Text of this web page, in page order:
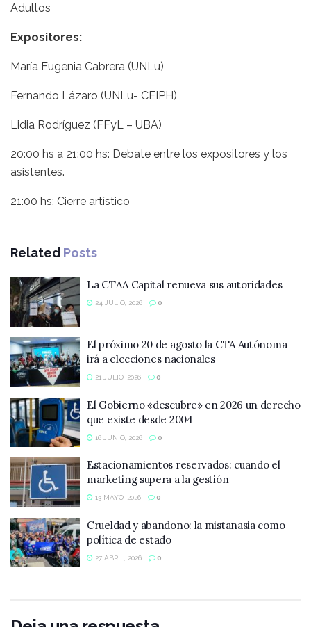
Adultos
Expositores:
María Eugenia Cabrera (UNLu)
Fernando Lázaro (UNLu- CEIPH)
Lidia Rodríguez (FFyL – UBA)
20:00 hs a 21:00 hs: Debate entre los expositores y los
asistentes.
21:00 hs: Cierre artístico
Related Posts
La CTAA Capital renueva sus autoridades
24 JULIO, 2026 0
El próximo 20 de agosto la CTA Autónoma
irá a elecciones nacionales
21 JULIO, 2026 0
El Gobierno «descubre» en 2026 un derecho
que existe desde 2004
16 JUNIO, 2026 0
Estacionamientos reservados: cuando el
marketing supera a la gestión
13 MAYO, 2026 0
Crueldad y abandono: la mistanasia como
política de estado
27 ABRIL, 2026 0